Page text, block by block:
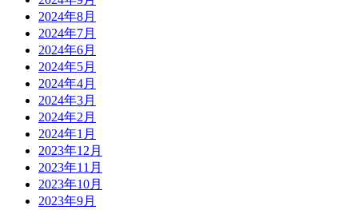
2024年8月
2024年7月
2024年6月
2024年5月
2024年4月
2024年3月
2024年2月
2024年1月
2023年12月
2023年11月
2023年10月
2023年9月